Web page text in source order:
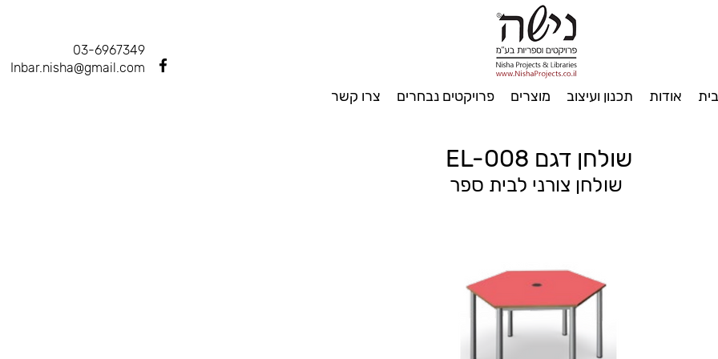
03-6967349
Inbar.nisha@gmail.com
אודות תכנון ועיצוב מוצרים פרויקטים נבחרים צרו קשר
שולחן דגם EL-008
שולחן צורני לבית ספר